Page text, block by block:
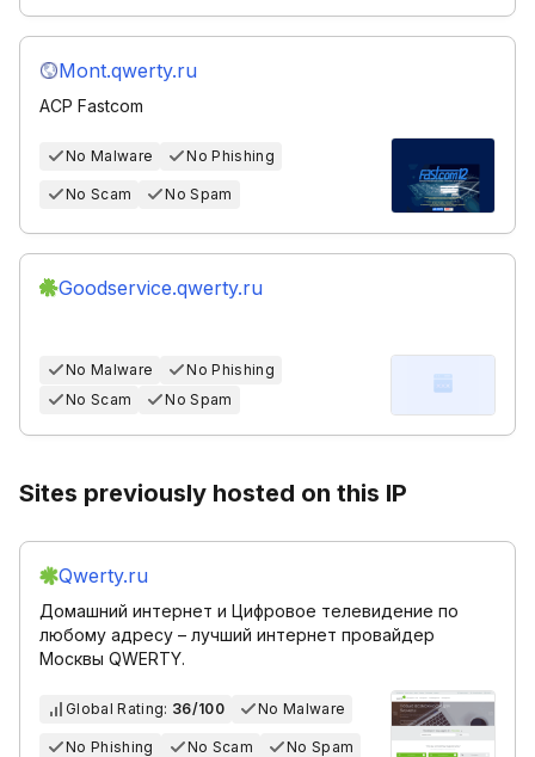
Mont.qwerty.ru
ACP Fastcom
No Malware No Phishing
No Scam No Spam
Goodservice.qwerty.ru
No Malware
No Phishing
No Scam
No Spam
Sites previously hosted on this IP
Qwerty.ru
Домашний интернет и Цифровое телевидение по
любому адресу – лучший интернет провайдер
Москвы QWERTY.
Global Rating: 36/100 No Malware
No Phishing No Scam No Spam